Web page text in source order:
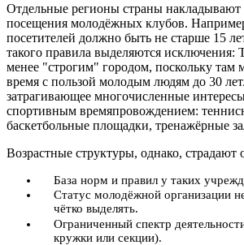
Отдельные регионы страны накладывают
посещения молодёжных клубов.
посетителей должно быть не старше 15
такого правила выделяются исключения:
менее "строгим" городом, поскольку там
время с пользой молодым людям до 30
затрагивающее многочисленные
спортивным времяпровождением:
баскетбольные площадки, тренажёрные
Возрастные структуры, однако, страдают
База норм и правил у таких
Статус молодёжной организации
чётко выделять.
Ограниченный спектр
кружки или секции).